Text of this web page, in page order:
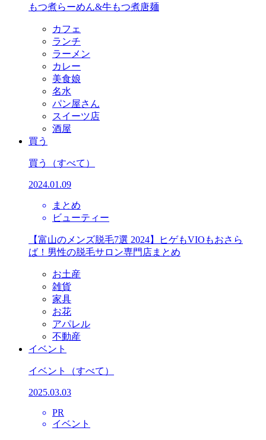
もつ煮らーめん&牛もつ煮唐麺
カフェ
ランチ
ラーメン
カレー
美食娘
名水
パン屋さん
スイーツ店
酒屋
買う
買う （すべて）
2024.01.09
まとめ
ビューティー
【富山のメンズ脱毛7選 2024】ヒゲもVIOもおさら
ば！男性の脱毛サロン専門店まとめ
お土産
雑貨
家具
お花
アパレル
不動産
イベント
イベント （すべて）
2025.03.03
PR
イベント